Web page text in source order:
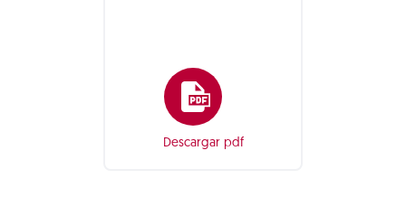
Descargar pdf